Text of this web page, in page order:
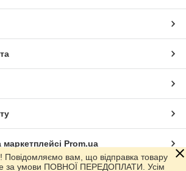
Prom.ua
Повідомляємо вам, що відправка товару
за умови ПОВНОЇ ПЕРЕДОПЛАТИ. Усім